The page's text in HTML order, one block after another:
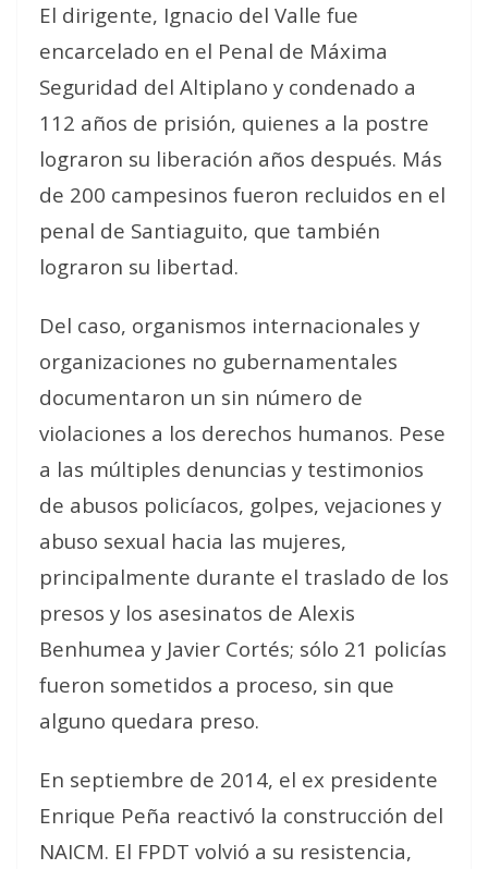
El dirigente, Ignacio del Valle fue
encarcelado en el Penal de Máxima
Seguridad del Altiplano y condenado a
112 años de prisión, quienes a la postre
lograron su liberación años después. Más
de 200 campesinos fueron recluidos en el
penal de Santiaguito, que también
lograron su libertad.
Del caso, organismos internacionales y
organizaciones no gubernamentales
documentaron un sin número de
violaciones a los derechos humanos. Pese
a las múltiples denuncias y testimonios
de abusos policíacos, golpes, vejaciones y
abuso sexual hacia las mujeres,
principalmente durante el traslado de los
presos y los asesinatos de Alexis
Benhumea y Javier Cortés; sólo 21 policías
fueron sometidos a proceso, sin que
alguno quedara preso.
En septiembre de 2014, el ex presidente
Enrique Peña reactivó la construcción del
NAICM. El FPDT volvió a su resistencia,